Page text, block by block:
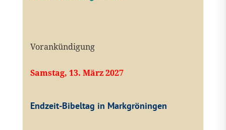
Vorankündigung
Samstag, 13. März 2027
Endzeit-Bibeltag in Markgröningen